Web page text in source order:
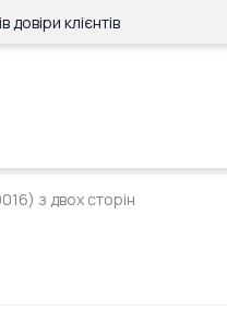
довіри клієнтів
з двох сторін